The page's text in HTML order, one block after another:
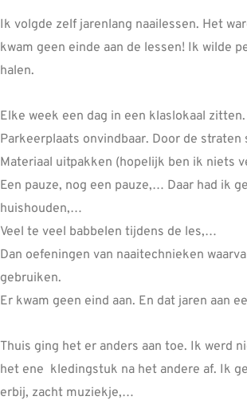
Ik volgde zelf jarenlang naailessen. Het
kwam geen einde aan de lessen! Ik wilde
halen.
Elke week een dag in een klaslokaal
Parkeerplaats onvindbaar. Door de
Materiaal uitpakken (hopelijk ben ik niets
Een pauze, nog een pauze,… Daar had ik
huishouden,…
Veel te veel babbelen tijdens de les,…
Dan oefeningen van naaitechnieken
gebruiken.
Er kwam geen eind aan. En dat jaren aan
Thuis ging het er anders aan toe. Ik werd
het ene kledingstuk na het andere af. Ik
erbij, zacht muziekje,…